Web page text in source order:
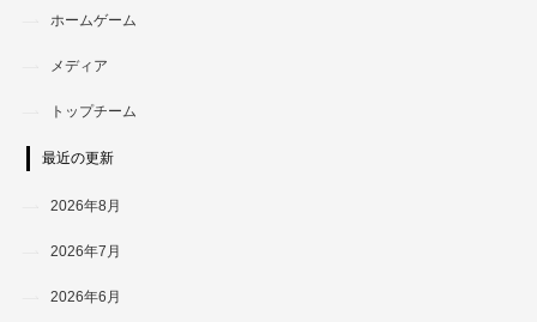
ホームゲーム
メディア
トップチーム
最近の更新
2026年8月
2026年7月
2026年6月